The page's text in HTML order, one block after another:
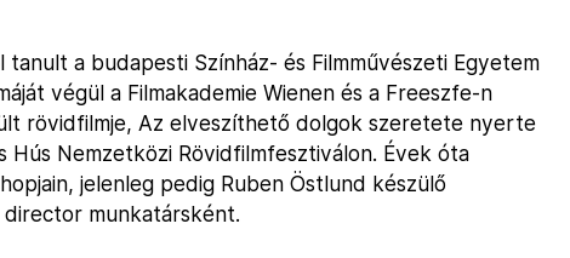
a budapesti Színház- és Filmművészeti Egyetem
végül a Filmakademie Wienen és a Freeszfe-n
rövidfilmje, Az elveszíthető dolgok szeretete nyerte
Hús Nemzetközi Rövidfilmfesztiválon. Évek óta
jelenleg pedig Ruben Östlund készülő
munkatársként.